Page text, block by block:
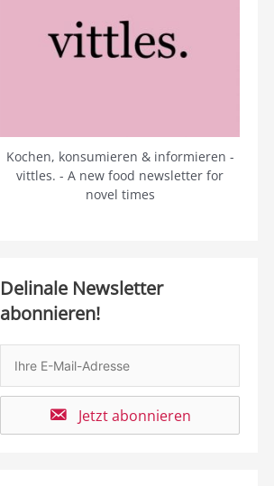
Kochen, konsumieren & informieren -
vittles. - A new food newsletter for
novel times
Delinale Newsletter
abonnieren!
Jetzt abonnieren